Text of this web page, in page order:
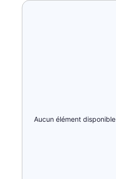
Aucun élément disponible